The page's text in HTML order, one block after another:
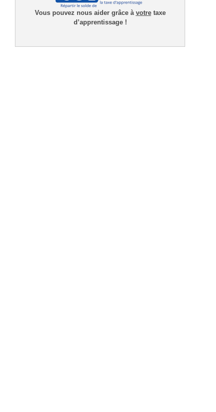
Vous pouvez nous aider grâce à votretaxe
d’apprentissage !